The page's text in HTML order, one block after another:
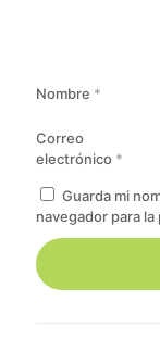
Nombre *
Correo
electrónico *
Guarda mi
navegador para